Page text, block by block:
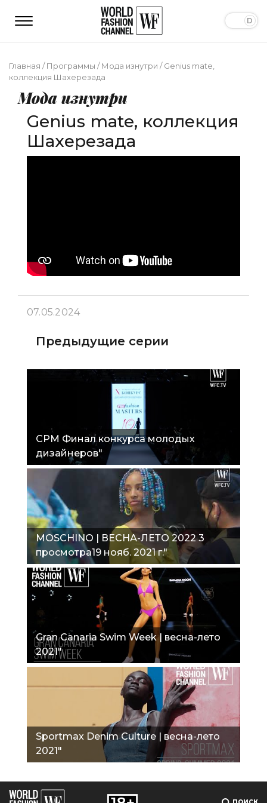
Главная /Программы /Мода изнутри /Genius mate,
коллекция Шахерезада
Мода изнутри
Genius mate, коллекция
Шахерезада
07.05.2024
Предыдущие серии
СРМ Финал конкурса молодых
дизайнеров"
MOSCHINO | ВЕСНА-ЛЕТО 2022 3
просмотра19 нояб. 2021 г."
Gran Canaria Swim Week | весна-лето
2021"
Sportmax Denim Culture | весна-лето
2021"